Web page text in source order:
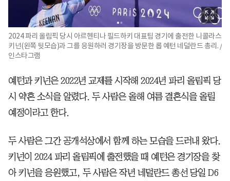
2024 파리 올림픽 당시 아르헨티나 필드하키 대표팀 경기에 출전한 니콜라스
키넌(왼쪽 뒷모습)과 그를 응원하러 경기장을 방문한 롭 예턴 네덜란드 총리. /
인스타그램
예턴과 키넌은 2022년 교제를 시작해 2024년 파리 올림픽 당
시 약혼 소식을 알렸다. 두 사람은 올해 여름 결혼식을 올릴
예정이라고 한다.
두 사람은 그간 공개석상에서 함께 하는 모습을 드러내 왔다.
키넌이 2024 파리 올림픽에 출전했을 때 예턴은 경기장을 찾
아 키넌을 응원했고, 두 사람은 작년 네덜란드 총선 당일 D6